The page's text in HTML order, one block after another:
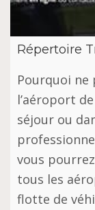
Répertoire
Pourquoi ne
l’aéroport
séjour ou
vous
tous les
flotte de